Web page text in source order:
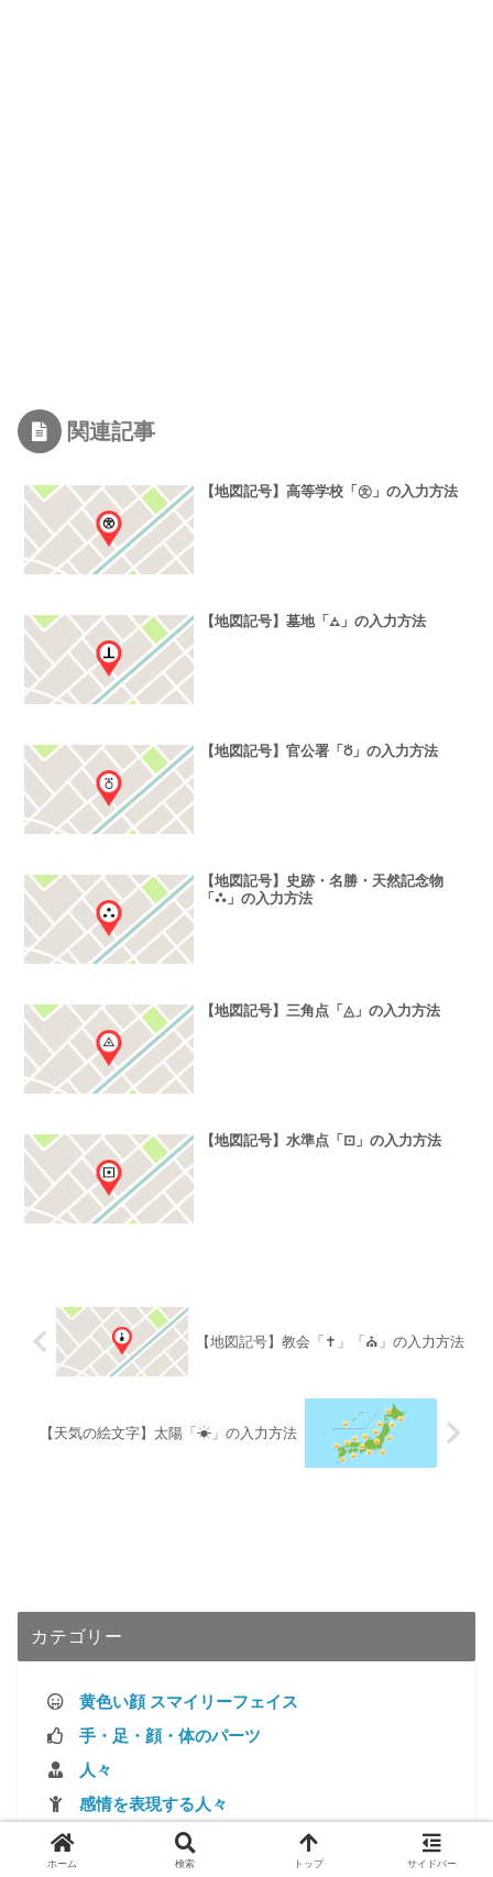
関連記事
【地図記号】高等学校「㉆」の入力方法
【地図記号】墓地「⛼」の入力方法
【地図記号】官公署「⛣」の入力方法
【地図記号】史跡・名勝・天然記念物
「⛬」の入力方法
【地図記号】三角点「◬」の入力方法
【地図記号】水準点「⊡」の入力方法
【地図記号】教会「✝」「⛪」の入力方法
【天気の絵文字】太陽「☀」の入力方法
カテゴリー
黄色い顔 スマイリーフェイス
手・足・顔・体のパーツ
人々
感情を表現する人々
ホーム 検索 トップ サイドバー